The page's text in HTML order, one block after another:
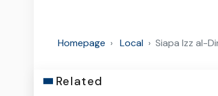
Homepage Local Siapa Izz al-
Related